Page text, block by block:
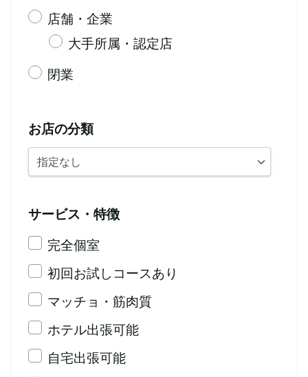
店舗・企業
大手所属・認定店
閉業
お店の分類
サービス・特徴
完全個室
初回お試しコースあり
マッチョ・筋肉質
ホテル出張可能
自宅出張可能